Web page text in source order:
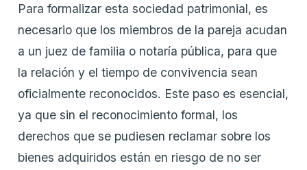
Para formalizar esta sociedad patrimonial, es
necesario que los miembros de la pareja acudan
a un juez de familia o notaría pública, para que
la relación y el tiempo de convivencia sean
oficialmente reconocidos. Este paso es esencial,
ya que sin el reconocimiento formal, los
derechos que se pudiesen reclamar sobre los
bienes adquiridos están en riesgo de no ser